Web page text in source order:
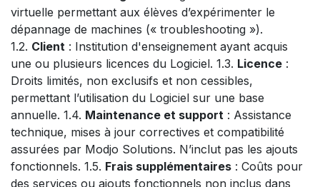
virtuelle permettant aux élèves d’expérimenter le
dépannage de machines (« troubleshooting »).
1.2. Client : Institution d'enseignement ayant acquis
une ou plusieurs licences du Logiciel. 1.3. Licence :
Droits limités, non exclusifs et non cessibles,
permettant l’utilisation du Logiciel sur une base
annuelle. 1.4. Maintenance et support : Assistance
technique, mises à jour correctives et compatibilité
assurées par Modjo Solutions. N’inclut pas les ajouts
fonctionnels. 1.5. Frais supplémentaires : Coûts pour
des services ou ajouts fonctionnels non inclus dans